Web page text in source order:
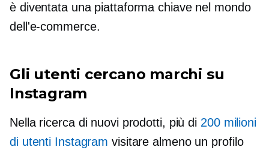
è diventata una piattaforma chiave nel mondo
dell'e-commerce.
Gli utenti cercano marchi su
Instagram
Nella ricerca di nuovi prodotti, più di 200 milioni
di utenti Instagram visitare almeno un profilo